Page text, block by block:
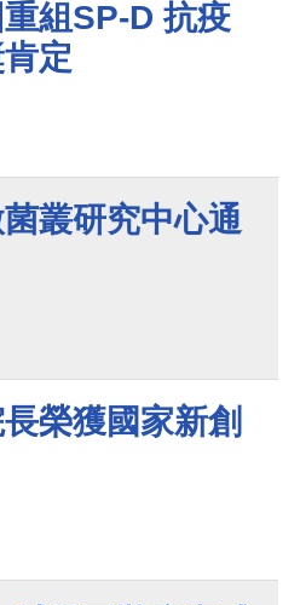
組SP-D 抗疫
定
叢研究中心通
榮獲國家新創